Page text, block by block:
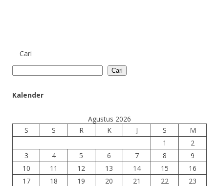
Cari
Cari
Kalender
Agustus 2026
S
S R K J S
M
1
2
3
4 5 6 7 8
9
10
11 12 13 14 15
16
17
18 19 20 21 22
23